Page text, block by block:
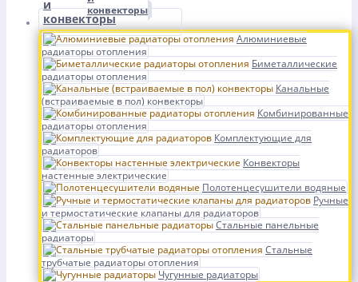
конвекторы
Алюминиевые
радиаторы отопления
Биметаллические
радиаторы отопления
Канальные
(встраиваемые в пол) конвекторы
Комбинированные
радиаторы отопления
Комплектующие для
радиаторов
Конвекторы
настенные электрические
Полотенцесушители водяные
Ручные
и термостатические клапаны для радиаторов
Стальные панельные
радиаторы
Стальные
трубчатые радиаторы отопления
Чугунные радиаторы